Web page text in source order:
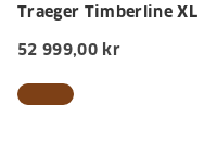
Traeger Timberline XL
52 999,00 kr